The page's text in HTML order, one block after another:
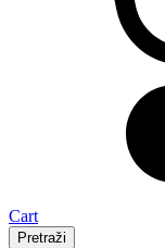
Cart
Pretraži